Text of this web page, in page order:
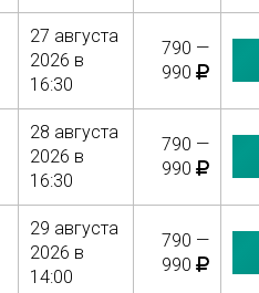
27 августа
2026 в
16:30
790 —
990
28 августа
2026 в
16:30
790 —
990
29 августа
2026 в
14:00
790 —
990